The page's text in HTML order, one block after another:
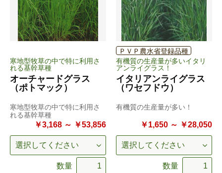
寒地型牧草の中で特に利用さ
れる基幹草種
オーチャードグラス
（ポトマック）
寒地型牧草の中で特に利用さ
れる基幹草種
￥3,168 ～ ￥53,856
数量
ＰＶＰ農水省登録品種
有機質の生産量が多いイタリ
アンライグラス！
イタリアンライグラス
（ワセフドウ）
有機質の生産量が多い！
￥1,650 ～ ￥28,050
数量